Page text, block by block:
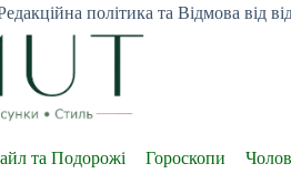
політика та Відмова від
та Подорожі Гороскопи